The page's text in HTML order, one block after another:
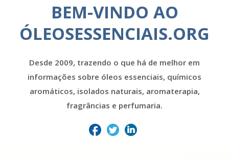
BEM-VINDO AO
ÓLEOSESSENCIAIS.ORG
Desde 2009, trazendo o que há de melhor em
informações sobre óleos essenciais, químicos
aromáticos, isolados naturais, aromaterapia,
fragrâncias e perfumaria.